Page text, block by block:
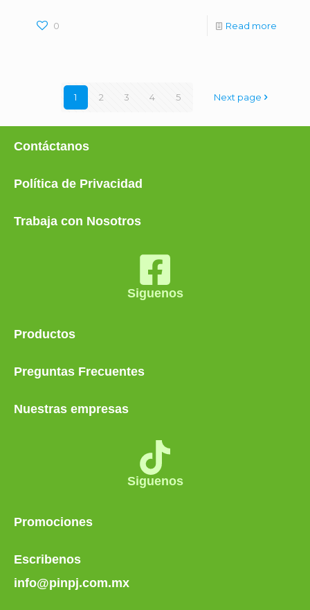
0 Read more
1 2 3 4 5 Next page
Contáctanos
Política de Privacidad
Trabaja con Nosotros
Siguenos
Productos
Preguntas Frecuentes
Nuestras empresas
Siguenos
Promociones
Escribenos
info@pinpj.com.mx